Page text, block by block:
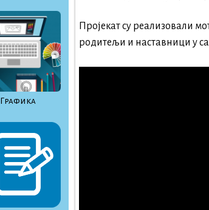
Пројекат су реализовали
родитељи и наставници у
Графика